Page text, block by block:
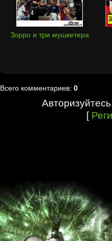
Зорро и три мушкетера
Всего комментариев: 0
[